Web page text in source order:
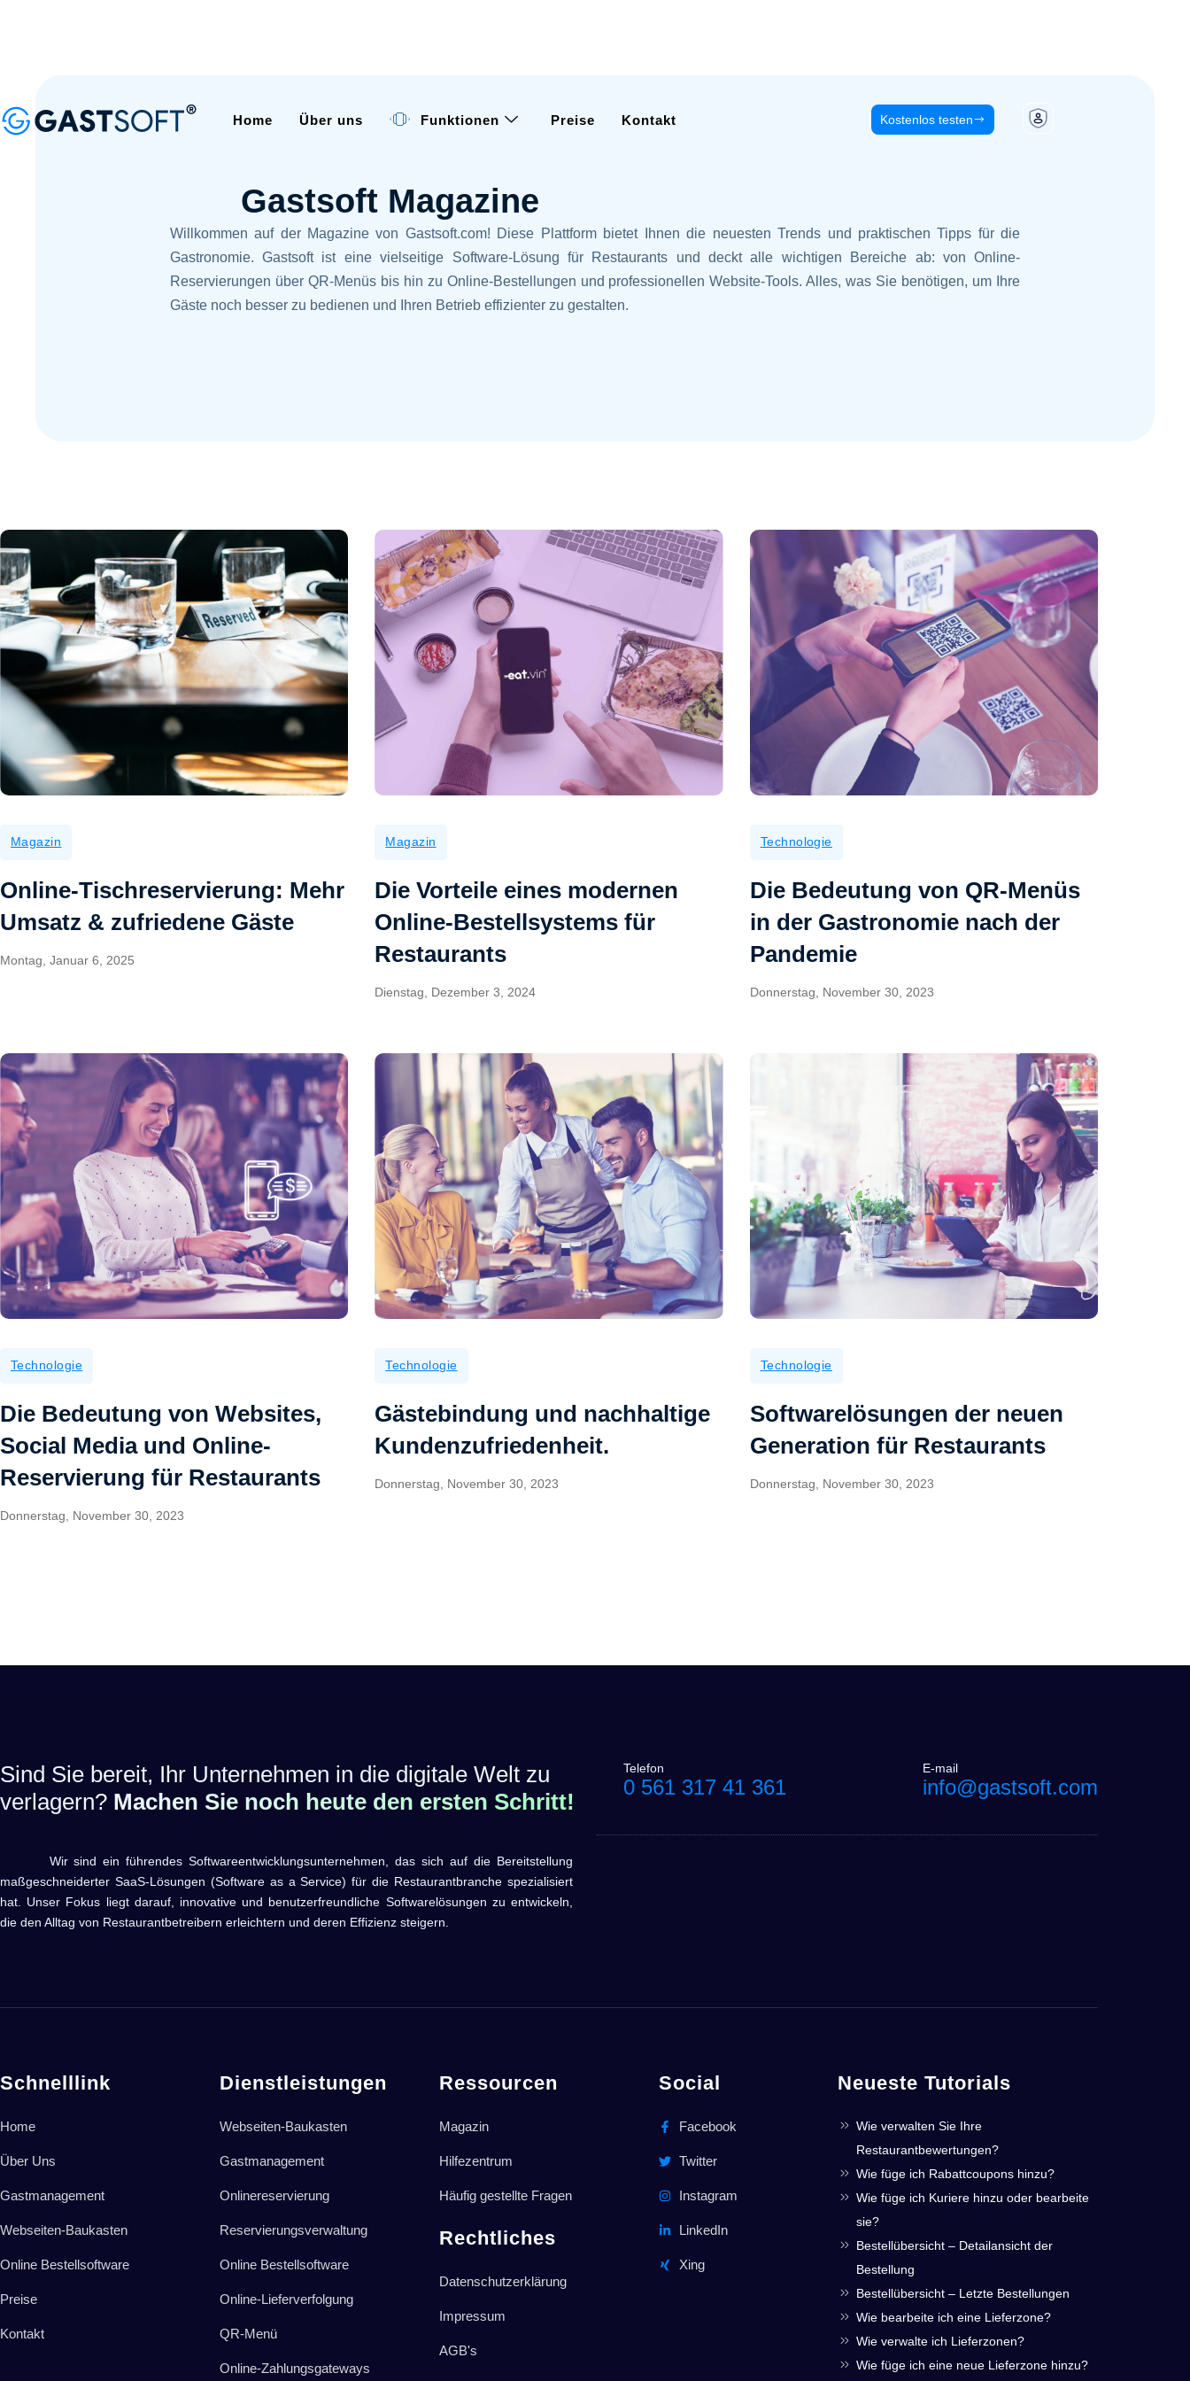
Home Über uns Funktionen Preise Kontakt Kostenlos testen
Gastsoft Magazine
Willkommen auf der Magazine von Gastsoft.com! Diese Plattform bietet Ihnen die neuesten Trends und praktischen Tipps für die
Gastronomie. Gastsoft ist eine vielseitige Software-Lösung für Restaurants und deckt alle wichtigen Bereiche ab: von Online-
Reservierungen über QR-Menüs bis hin zu Online-Bestellungen und professionellen Website-Tools. Alles, was Sie benötigen, um Ihre
Gäste noch besser zu bedienen und Ihren Betrieb effizienter zu gestalten.
Magazin
Online-Tischreservierung: Mehr
Umsatz & zufriedene Gäste
Montag, Januar 6, 2025
Magazin
Die Vorteile eines modernen
Online-Bestellsystems für
Restaurants
Dienstag, Dezember 3, 2024
Technologie
Die Bedeutung von QR-Menüs
in der Gastronomie nach der
Pandemie
Donnerstag, November 30, 2023
Technologie
Die Bedeutung von Websites,
Social Media und Online-
Reservierung für Restaurants
Donnerstag, November 30, 2023
Technologie
Gästebindung und nachhaltige
Kundenzufriedenheit.
Donnerstag, November 30, 2023
Technologie
Softwarelösungen der neuen
Generation für Restaurants
Donnerstag, November 30, 2023
Sind Sie bereit, Ihr Unternehmen in die digitale Welt zu
verlagern? Machen Sie noch heute den ersten Schritt!
Wir sind ein führendes Softwareentwicklungsunternehmen, das sich auf die Bereitstellung
maßgeschneiderter SaaS-Lösungen (Software as a Service) für die Restaurantbranche spezialisiert
hat. Unser Fokus liegt darauf, innovative und benutzerfreundliche Softwarelösungen zu entwickeln,
die den Alltag von Restaurantbetreibern erleichtern und deren Effizienz steigern.
Telefon
0 561 317 41 361
E-mail
info@gastsoft.com
Schnelllink
Home
Über Uns
Gastmanagement
Webseiten-Baukasten
Online Bestellsoftware
Preise
Kontakt
Dienstleistungen
Webseiten-Baukasten
Gastmanagement
Onlinereservierung
Reservierungsverwaltung
Online Bestellsoftware
Online-Lieferverfolgung
QR-Menü
Online-Zahlungsgateways
Ressourcen
Magazin
Hilfezentrum
Häufig gestellte Fragen
Rechtliches
Datenschutzerklärung
Impressum
AGB's
Social
Facebook
Twitter
Instagram
LinkedIn
Xing
Neueste Tutorials
Wie verwalten Sie Ihre
Restaurantbewertungen?
Wie füge ich Rabattcoupons hinzu?
Wie füge ich Kuriere hinzu oder bearbeite
sie?
Bestellübersicht – Detailansicht der
Bestellung
Bestellübersicht – Letzte Bestellungen
Wie bearbeite ich eine Lieferzone?
Wie verwalte ich Lieferzonen?
Wie füge ich eine neue Lieferzone hinzu?